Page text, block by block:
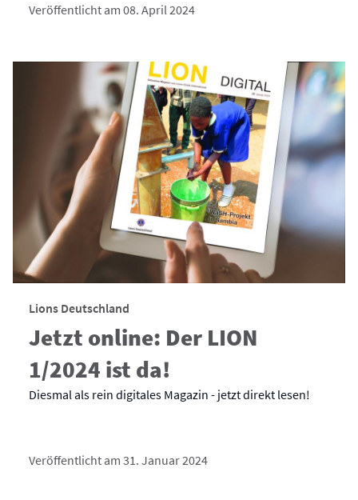
Veröffentlicht am 08. April 2024
Lions Deutschland
Jetzt online: Der LION
1/2024 ist da!
Diesmal als rein digitales Magazin - jetzt direkt lesen!
Veröffentlicht am 31. Januar 2024